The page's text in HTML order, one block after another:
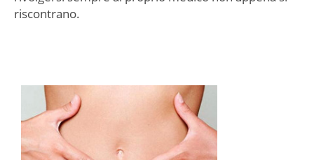
riscontrano.